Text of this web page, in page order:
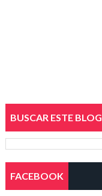
BUSCAR ESTE BLOG
FACEBOOK